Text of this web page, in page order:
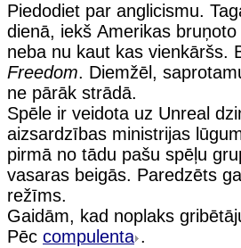
Piedodiet par anglicismu.
dienā, iekš Amerikas bruņoto
neba nu kaut kas vienkāršs.
Freedom. Diemžēl,
ne pārāk strādā.
Spēle ir veidota uz Unreal
aizsardzības ministrijas
pirmā no tādu pašu spēļu
vasaras beigās. Paredzēts
režīms.
Gaidām, kad noplaks
Pēc compulenta .